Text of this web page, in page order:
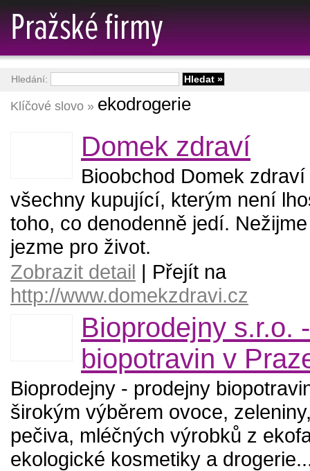
Klíčové slovo » ekodrogerie
Domek zdraví
Bioobchod Domek
všechny kupující, kterým není
toho, co denodenně jedí.
jezme pro život.
Zobrazit detail | Přejít na
http://www.domekzdravi.cz
Bioprodejny s.r.o.
biopotravin v
Bioprodejny - prodejny
širokým výběrem ovoce,
pečiva, mléčných výrobků z
ekologické kosmetiky a
Hledání: